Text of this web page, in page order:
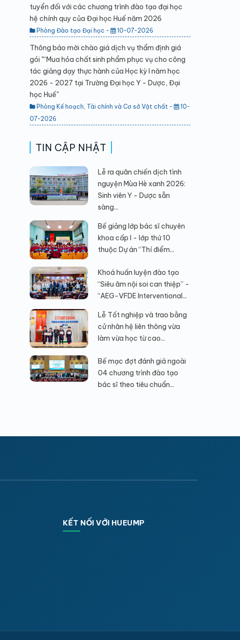
tuyển đối với các chương trình đào tạo đại học
hệ chính quy của Đại học Huế năm 2026
Phòng Đào tạo Đại học - 10-07-2026
Thông báo mời chào giá dịch vụ thẩm định giá
gói "“Mua hóa chất sinh phẩm phục vụ cho công
tác giảng dạy thực hành của Học kỳ I năm học
2026 - 2027 tại Trường Đại học Y - Dược, Đại
học Huế"
Phòng Kế hoạch, Tài chính và Cơ sở Vật chất -
10-
07-2026
TIN CẬP NHẬT
Lễ ra quân chiến dịch tình
nguyện Mùa Hè xanh 2026:
Sinh viên Y - Dược sẵn
sàng...
Bế giảng lớp bác sĩ chuyên
khoa cấp I - lớp thứ 10
thuộc Dự án “Thí điểm...
Khoá huấn luyện đào tạo
“Siêu âm nội soi can thiệp” -
“AEG-VFDE Interventional...
Lễ Tốt nghiệp và trao bằng
cử nhân hệ liên thông vừa
làm vừa học từ cao...
Bế mạc đợt đánh giá ngoài
04 chương trình đào tạo
bác sĩ theo tiêu chuẩn...
KẾT NỐI VỚI HUEUMP